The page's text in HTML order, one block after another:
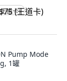
道卡)
Pump Mode
1罐